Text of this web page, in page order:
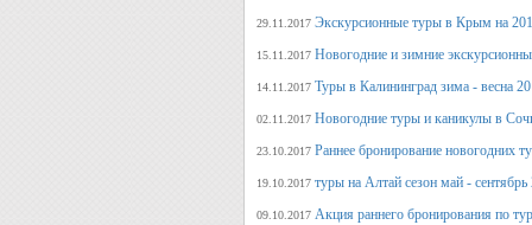
29.11.2017 Экскурсионные туры в Крым на
15.11.2017 Новогодние и зимние
14.11.2017 Туры в Калининград зима - весна
02.11.2017 Новогодние туры и каникулы в
23.10.2017 Раннее бронирование новогодних
19.10.2017 туры на Алтай сезон май - сентябрь
09.10.2017 Акция раннего бронирования по